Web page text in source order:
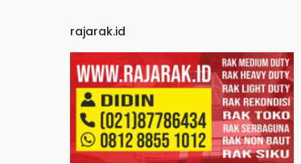
rajarak.id